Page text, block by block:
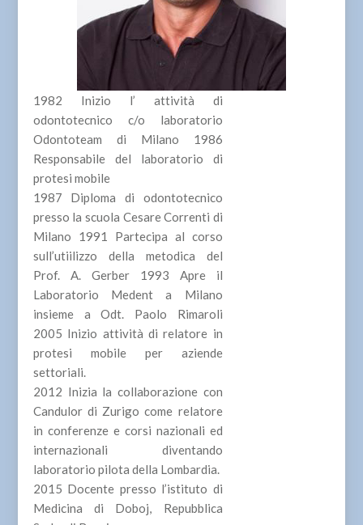
1982 Inizio l’ attività di
odontotecnico c/o laboratorio
Odontoteam di Milano 1986
Responsabile del laboratorio di
protesi mobile
1987 Diploma di odontotecnico
presso la scuola Cesare Correnti di
Milano 1991 Partecipa al corso
sull’utiilizzo della metodica del
Prof. A. Gerber 1993 Apre il
Laboratorio Medent a Milano
insieme a Odt. Paolo Rimaroli
2005 Inizio attività di relatore in
protesi mobile per aziende
settoriali.
2012 Inizia la collaborazione con
Candulor di Zurigo come relatore
in conferenze e corsi nazionali ed
internazionali diventando
laboratorio pilota della Lombardia.
2015 Docente presso l’istituto di
Medicina di Doboj, Repubblica